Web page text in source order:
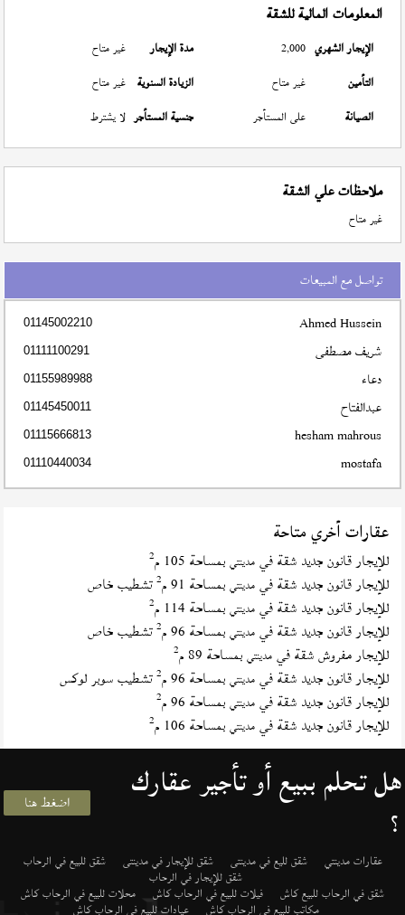
المعلومات المالية للشقة
الإيجار الشهري 2,000 مدة الإيجار
غير متاح
التأمين
غير متاح الزيادة السنوية غير متاح
الصيانة
على المستأجر جنسية المستأجر لا يشترط
ملاحظات علي الشقة
غير متاح
تواصل مع المبيعات
Ahmed Hussein
01145002210
شريف مصطفى 01111100291
دعاء 01155989988
عبدالفتاح 01145450011
hesham mahrous
01115666813
mostafa
01110440034
عقارات أخري متاحة
للإيجار قانون جديد شقة فيمدينتي بمساحة 105 م 2
للإيجار قانون جديد شقة فيمدينتي بمساحة 91 م 2تشطيب خاص
للإيجار قانون جديد شقة فيمدينتي بمساحة 114 م 2
للإيجار قانون جديد شقة فيمدينتي بمساحة 96 م 2تشطيب خاص
للإيجار مفروش شقة فيمدينتي بمساحة 89 م 2
للإيجار قانون جديد شقة فيمدينتي بمساحة 96 م 2تشطيب سوبر لوكس
للإيجار قانون جديد شقة فيمدينتي بمساحة 96 م 2
للإيجار قانون جديد شقة فيمدينتي بمساحة 106 م 2
هل تحلم ببيع أو تأجير عقارك
؟ اضغط هنا
عقارات مدينتي شقق لليع في مدينتى شقق للإيجار في مدينتى شقق للبيع في الرحاب
شقق للإيجار في الرحاب
شقق في الرحاب للبيع كاش فيلات للبيع في الرحاب كاش محلات للبيع في الرحاب كاش
مكاتب للبيع في الرحاب كاش عيادات للبيع في الرحاب كاش